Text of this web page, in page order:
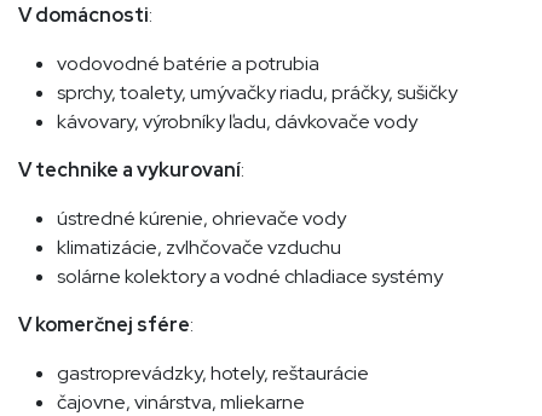
V domácnosti:
vodovodné batérie a potrubia
sprchy, toalety, umývačky riadu, práčky, sušičky
kávovary, výrobníky ľadu, dávkovače vody
V technike a vykurovaní:
ústredné kúrenie, ohrievače vody
klimatizácie, zvlhčovače vzduchu
solárne kolektory a vodné chladiace systémy
V komerčnej sfére:
gastroprevádzky, hotely, reštaurácie
čajovne, vinárstva, mliekarne